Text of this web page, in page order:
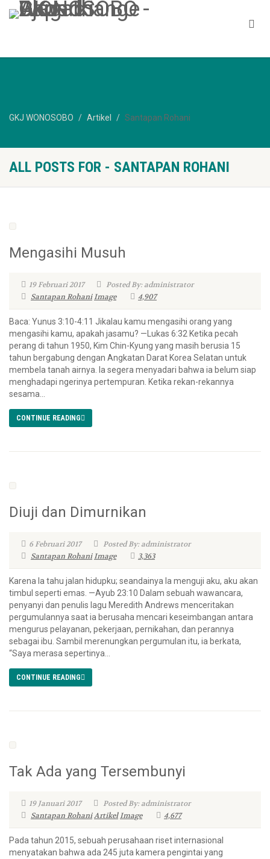
GKJ WONOSOBO Artikel Santapan Rohani
ALL POSTS FOR - SANTAPAN ROHANI
Mengasihi Musuh
19 Februari 2017
Posted By: administrator
Santapan RohaniImage 4,907
Baca: Yunus 3:10-4:11 Jikalau kamu mengasihi orang yang
mengasihi kamu, apakah jasamu? —Lukas 6:32 Ketika pecah
perang di tahun 1950, Kim Chin-Kyung yang masih berusia 15
tahun bergabung dengan Angkatan Darat Korea Selatan untuk
membela tanah airnya. Ia segera menyadari bahwa ia belum siap
menghadapi ngerinya pertempuran. Ketika rekan-rekannya
sesama...
CONTINUE READING
Diuji dan Dimurnikan
6 Februari 2017
Posted By: administrator
Santapan RohaniImage 3,363
Karena Ia tahu jalan hidupku; seandainya Ia menguji aku, aku akan
timbul seperti emas. —Ayub 23:10 Dalam sebuah wawancara,
penyanyi dan penulis lagu Meredith Andrews menceritakan
pergumulannya saat ia berusaha mencari keseimbangan antara
mengurus pelayanan, pekerjaan, pernikahan, dan perannya
sebagai ibu. Sambil merenungkan pergumulan itu, ia berkata,
“Saya merasa sepertinya...
CONTINUE READING
Tak Ada yang Tersembunyi
19 Januari 2017
Posted By: administrator
Santapan RohaniArtikelImage 4,677
Pada tahun 2015, sebuah perusahaan riset internasional
menyatakan bahwa ada 245 juta kamera pengintai yang